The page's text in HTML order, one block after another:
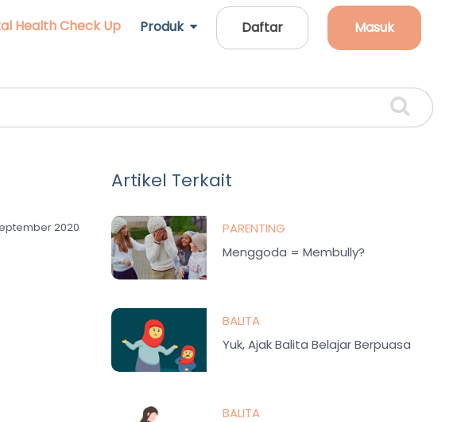
Health Check Up Produk Daftar Masuk
2020
Artikel Terkait
PARENTING
Menggoda = Membully?
BALITA
Yuk, Ajak Balita Belajar Berpuasa
BALITA